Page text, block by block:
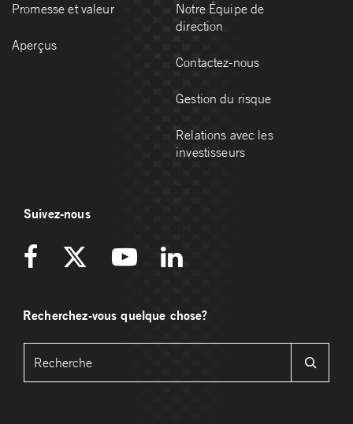
Promesse et valeur
Aperçus
Notre Équipe de
direction
Contactez-nous
Gestion du risque
Relations avec les
investisseurs
Suivez-nous
Recherchez-vous quelque chose?